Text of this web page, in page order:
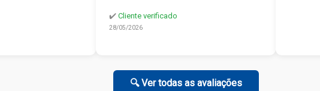
✔️ Cliente verificado
28/05/2026
🔍 Ver todas as avaliações